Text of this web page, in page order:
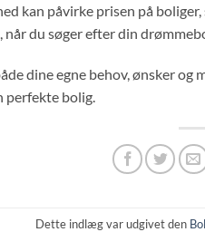
kan påvirke prisen på
du søger efter din
dine egne behov, ønsker
perfekte bolig.
Dette indlæg var udgivet den